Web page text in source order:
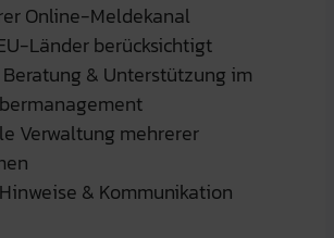
Online-Meldekanal
Länder berücksichtigt
& Unterstützung im
Verwaltung mehrerer
& Kommunikation